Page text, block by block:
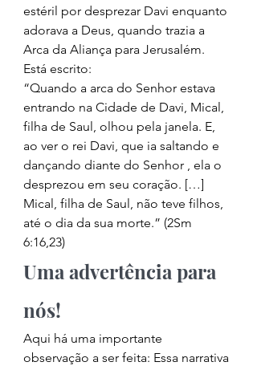
estéril por desprezar Davi enquanto
adorava a Deus, quando trazia a
Arca da Aliança para Jerusalém.
Está escrito:
“Quando a arca do Senhor estava
entrando na Cidade de Davi, Mical,
filha de Saul, olhou pela janela. E,
ao ver o rei Davi, que ia saltando e
dançando diante do Senhor , ela o
desprezou em seu coração. […]
Mical, filha de Saul, não teve filhos,
até o dia da sua morte.” (2Sm
6:16,23)
Uma advertência para
nós!
Aqui há uma importante
observação a ser feita: Essa narrativa